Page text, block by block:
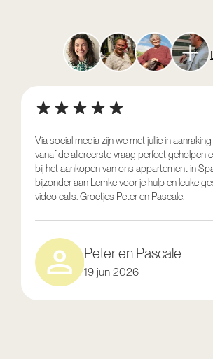
Via social media zijn we met jullie in
vanaf de allereerste vraag perfect geholpen
bij het aankopen van ons appartement in
bijzonder aan Lemke voor je hulp en leuke
video calls. Groetjes Peter en Pascale.
Peter en Pascale
19 jun 2026